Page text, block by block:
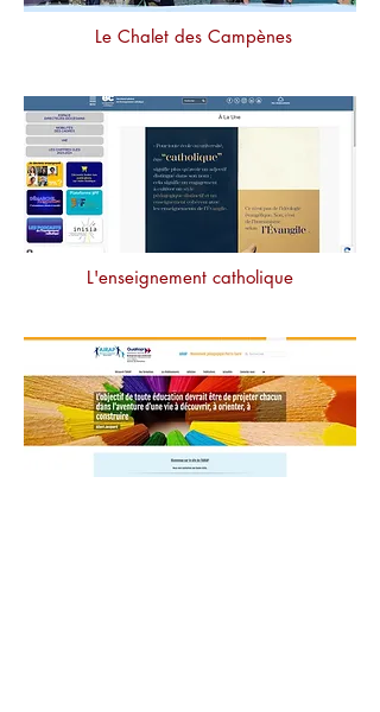
Le Chalet des Campènes
L'enseignement catholique